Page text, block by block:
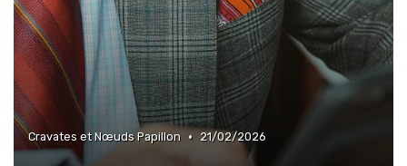
Cravates et Nœuds Papillon • 21/02/2026